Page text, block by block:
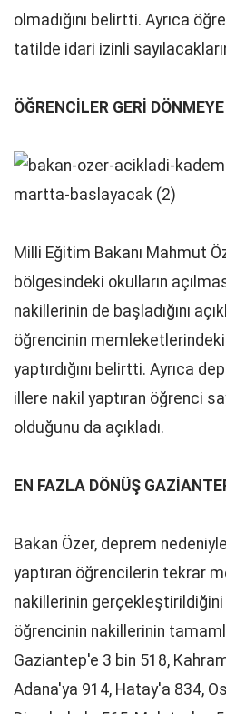
olmadığını belirtti. Ayrıca
tatilde idari izinli
ÖĞRENCİLER GERİ
Milli Eğitim Bakanı Mahmut
bölgesindeki okulların
nakillerinin de başladığını
öğrencinin memleketlerindeki
yaptırdığını belirtti. Ayrıca
illere nakil yaptıran öğrenci
olduğunu da açıkladı.
EN FAZLA DÖNÜŞ
Bakan Özer, deprem
yaptıran öğrencilerin tekrar
nakillerinin
öğrencinin nakillerinin
Gaziantep'e 3 bin 518,
Adana'ya 914, Hatay'a 834,